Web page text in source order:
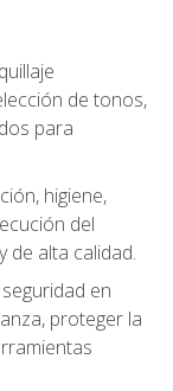
de tonos,
para
higiene,
del
de alta calidad.
en
proteger la